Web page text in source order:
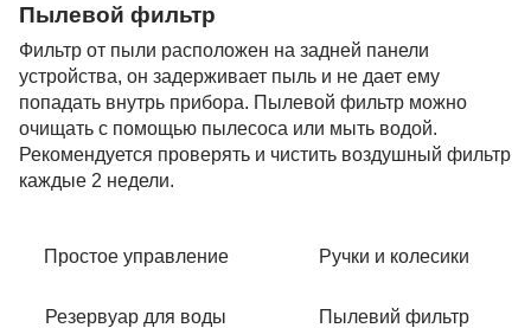
Пылевой фильтр
Фильтр от пыли расположен на задней панели
устройства, он задерживает пыль и не дает ему
попадать внутрь прибора. Пылевой фильтр можно
очищать с помощью пылесоса или мыть водой.
Рекомендуется проверять и чистить воздушный фильтр
каждые 2 недели.
Простое управление
Резервуар для воды
Ручки и колесики
Пылевий фильтр